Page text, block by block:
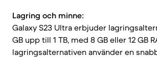
Lagring och minne:
Galaxy S23 Ultra erbjuder
GB upp till 1 TB, med 8 GB eller 12 GB
lagringsalternativen använder en